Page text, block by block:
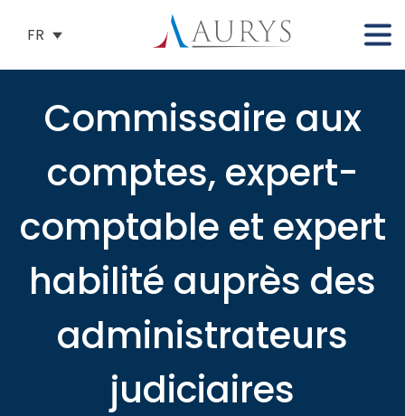
FR
Commissaire aux
comptes, expert-
comptable et expert
habilité auprès des
administrateurs
judiciaires